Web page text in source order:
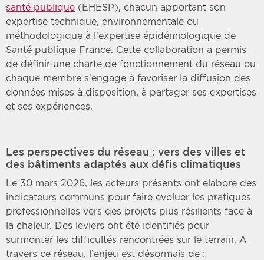
santé publique (EHESP), chacun apportant son
expertise technique, environnementale ou
méthodologique à l’expertise épidémiologique de
Santé publique France. Cette collaboration a permis
de définir une charte de fonctionnement du réseau ou
chaque membre s’engage à favoriser la diffusion des
données mises à disposition, à partager ses expertises
et ses expériences.
Les perspectives du réseau : vers des villes et
des bâtiments adaptés aux défis climatiques
Le 30 mars 2026, les acteurs présents ont élaboré des
indicateurs communs pour faire évoluer les pratiques
professionnelles vers des projets plus résilients face à
la chaleur. Des leviers ont été identifiés pour
surmonter les difficultés rencontrées sur le terrain. A
travers ce réseau, l’enjeu est désormais de :